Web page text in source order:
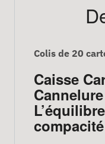
Colis de 20
Caisse